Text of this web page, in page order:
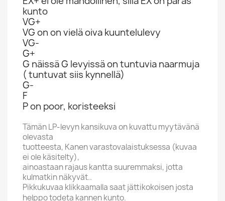
kunto
VG+
VG on on vielä oiva kuuntelulevy
VG-
G+
G näissä G levyissä on tuntuvia naarmuja
( tuntuvat siis kynnellä)
G-
F
P on poor, koristeeksi
Tämän LP-levyn kansikuva on kuvattu myytävänä
olevasta
tuotteesta, Kanen varastovalaistuksessa (kuvaa
ei ole käsitelty),
ainoastaan rajaus kantta suuremmaksi, jotta
kulmatkin näkyvät..
Pikkukuvaa klikkaamalla saat jättikokoisen josta
helppo todeta kannen kunto.